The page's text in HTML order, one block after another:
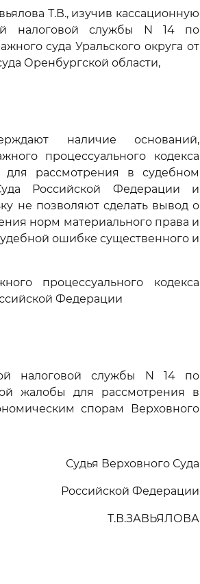
Т.В., изучив кассационную
налоговой службы N 14 по
суда Уральского округа от
Оренбургской области,
наличие оснований,
процессуального кодекса
рассмотрения в судебном
Российской Федерации и
не позволяют сделать вывод о
норм материального права и
ошибке существенного и
процессуального кодекса
Федерации
налоговой службы N 14 по
жалобы для рассмотрения в
спорам Верховного
Судья Верховного Суда
Российской Федерации
Т.В.ЗАВЬЯЛОВА